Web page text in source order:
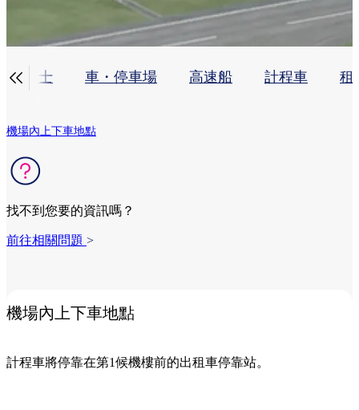
巴士 車・停車場 高速船 計程車 租

機場內上下車地點
找不到您要的資訊嗎？
前往相關問題 >
機場內上下車地點
計程車將停靠在第1候機樓前的出租車停靠站。